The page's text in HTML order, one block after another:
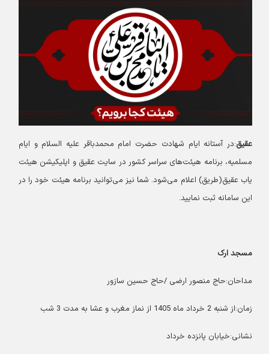
عقیق:در آستانه ایام شهادت حضرت امام محمدباقر علیه السلام و ایام
مسلمیه، برنامه هیئت‌های سراسر کشور در سایت عقیق و اپلیکیشن هیئت
یاب عقیق(طریق) اعلام می‌شود. شما نیز می‌توانید برنامه هیئت خود را در
این سامانه ثبت نمایید.
مسجد ارک
مداحان:حاج منصور ارضی /حاج حسین سازور
زمان:از شنبه 2 خرداد ماه 1405 از نماز مغرب و عشا به مدت 3 شب
نشانی:خیابان پانزده خرداد